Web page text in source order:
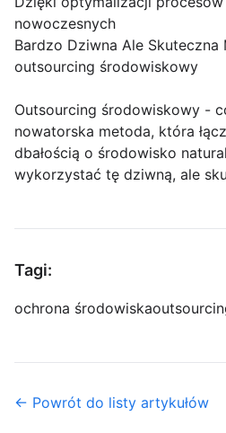
nowoczesnych
Bardzo Dziwna Ale Skuteczna
outsourcing środowiskowy
Outsourcing środowiskowy -
nowatorska metoda, która
dbałością o środowisko
wykorzystać tę dziwną, ale
Tagi:
ochrona środowiska
← Powrót do listy artykułów